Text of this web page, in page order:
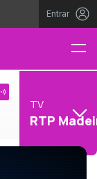
Entrar
TV
RTP